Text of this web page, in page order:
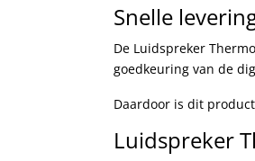
Snelle
De Luidspreker
goedkeuring van de
Daardoor is dit
Luidspreker